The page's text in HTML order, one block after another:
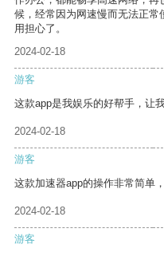
候，经常因为网速慢而无法正常
用担心了。
2024-02-18
游客
这款app是我娱乐的好帮手，让
2024-02-18
游客
这款加速器app的操作非常简单
2024-02-18
游客